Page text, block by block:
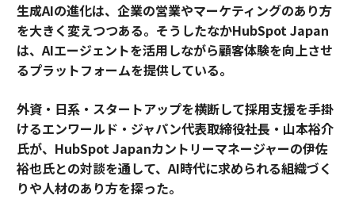
生成AIの進化は、企業の営業やマーケティングのあり方
を大きく変えつつある。そうしたなかHubSpot Japan
は、AIエージェントを活用しながら顧客体験を向上させ
るプラットフォームを提供している。
外資・日系・スタートアップを横断して採用支援を手掛
けるエンワールド・ジャパン代表取締役社長・山本裕介
氏が、HubSpot Japanカントリーマネージャーの伊佐
裕也氏との対談を通して、AI時代に求められる組織づく
りや人材のあり方を探った。